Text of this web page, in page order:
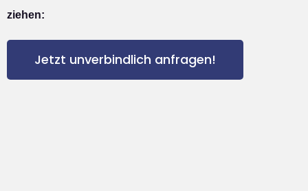
ziehen:
Jetzt unverbindlich anfragen!